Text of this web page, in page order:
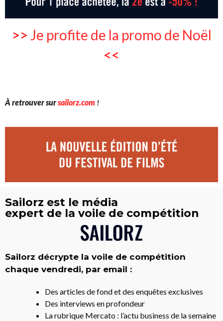
>> Je profite de la promo de Noël
<<
À retrouver sursailorz.com !
Sailorz est le média
expert de la voile de compétition
Sailorz décrypte la voile de compétition
chaque vendredi, par email :
Des articles de fond et des enquêtes exclusives
Des interviews en profondeur
La rubrique Mercato : l’actu business de la semaine